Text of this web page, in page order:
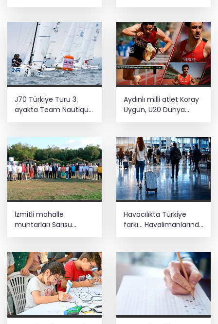
J70 Türkiye Turu 3.
ayakta Team Nautique
Yachting
Aydınlı milli atlet Koray
Uygun, U20 Dünya
Şampiyonası’nda yarı
İzmitli mahalle
muhtarları Sarısu
Gençlik Kampı’nda
Havacılıkta Türkiye
farkı... Havalimanlarında
7 ayda 138,7 milyon